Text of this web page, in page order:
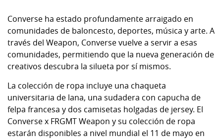
Converse ha estado profundamente arraigado en
comunidades de baloncesto, deportes, música y arte. A
través del Weapon, Converse vuelve a servir a esas
comunidades, permitiendo que la nueva generación de
creativos descubra la silueta por sí mismos.
La colección de ropa incluye una chaqueta
universitaria de lana, una sudadera con capucha de
felpa francesa y dos camisetas holgadas de jersey. El
Converse x FRGMT Weapon y su colección de ropa
estarán disponibles a nivel mundial el 11 de mayo en